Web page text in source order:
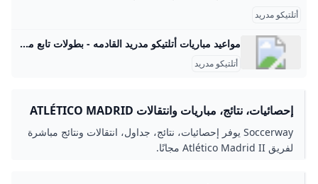
أتلتيكو مدريد
مواعيد مباريات أتلتيكو مدريد القادمه - بطولات تابع مواعيد مباريات أتلتيكو مدريد القادمه فى الدوري الاسباني و كأس السوبر الاسباني أتلتيكو مدريدالسبت , 13 سبتمبر 202510:00 مفياريالريال مايوركاالاحد , 21 سبتمبر 202506:00 مأتلتيكو مدريدأتلتيكو مدريدالأربعاء , 24 سبتمبر 202506:00 مرايو فاليكانوأتلتيكو مدريدالاحد , 28 سبتمبر 202506:00 مريال مدريدسيلتا فيجوالاحد , 5 أكتوبر 202506:00 مأتلتيكو مدريدأتلتيكو مدريدالاحد , 19 أكتوبر 202506:00 مأوساسوناريال بيتيسالاحد , 26 أكتوبر 202506:00 مأتلتيكو مدريدأتلتيكو مدريدالاحد , 2 نوفمبر 202506:00 مإشبيليةأتلتيكو مدريدالاحد , 9 نوفمبر 202506:00 مليفانتيخيتافيالاحد , 23 نوفمبر 202506:00 مأتلتيكو مدريدأتلتيكو مدريدالاحد , 30 نوفمبر 202506:00 مريال أوفيدوأتلتيك بلباوالاحد , 7 ديسمبر 202506:00 مأتلتيكو مدريدأتلتيكو مدريدالاحد , 14 ديسمبر 202506:00 مفالنسياجيروناالاحد , 21 ديسمبر 202506:00 مأتلتيكو مدريدريال سوسيدادالاحد , 4 يناير 202606:00 مأتلتيكو مدريدريال مدريدالأربعاء , 7 يناير 202610:00 مأتلتيكو مدريدبرشلونةالاحد , 11 يناير 202606:00 مأتلتيكو مدريدأتلتيكو مدريدالاحد , 18 يناير 202606:00 مديبورتيفو ألافيسأتلتيكو مدريدالاحد , 25 يناير 202606:00 مريال مايوركاليفانتيالاحد , 1 فبراير 202606:00 مأتلتيكو مدريدأتلتيكو مدريدالاحد , 8 فبراير 202606:00 مريال بيتيسرايو فاليكانوالاحد , 15 فبراير 202606:00 مأتلتيكو مدريدأتلتيكو مدريدالاحد , 22 فبراير 202606:00 مإسبانيولريال أوفيدوالاحد , 1 مارس 202606:00 مأتلتيكو مدريدأتلتيكو مدريدالاحد , 8 مارس 202606:00 مريال سوسيداد
أتلتيكو مدريد
إحصائيات، نتائج، مباريات وانتقالات ATLÉTICO MADRID
II SOCCERWAYSoccerway يوفر إحصائيات، نتائج، جداول، انتقالات ونتائج مباشرة
لفريق Atlético Madrid II مجانًا.